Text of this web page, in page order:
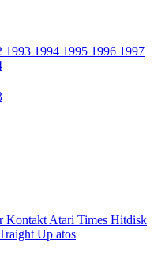
1993 1994 1995 1996 1997
Kontakt Atari Times Hitdisk
Up atos